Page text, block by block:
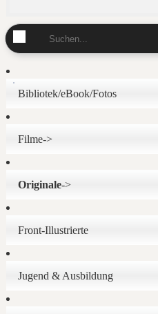
Bibliotek/eBook/Fotos
Filme->
Originale->
Front-Illustrierte
Jugend & Ausbildung